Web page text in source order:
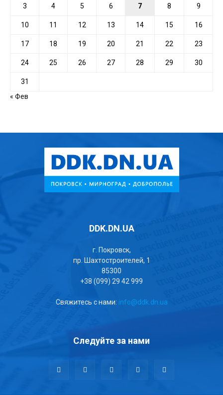
3 4 5 6 7 8 9
10 11 12 13 14 15 16
17 18 19 20 21 22 23
24 25 26 27 28 29 30
31
« Фев
DDK.DN.UA
г. Покровск,
пр. Шахтостроителей, 1
85300
+38 (099) 29 42 999
Свяжитесь с нами: info@ddk.dn.ua
Следуйте за нами